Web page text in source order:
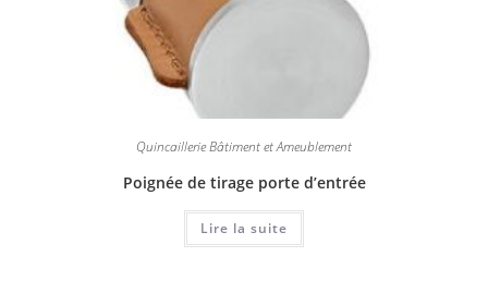
Quincaillerie Bâtiment et Ameublement
Poignée de tirage porte d’entrée
Lire la suite